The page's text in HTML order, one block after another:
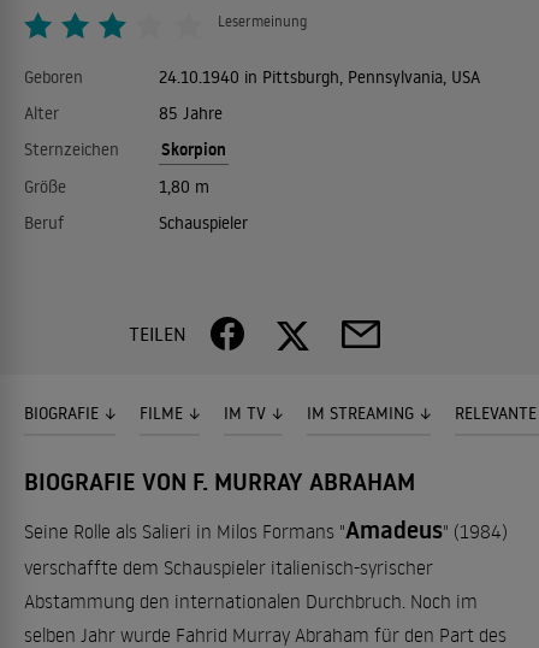
Lesermeinung
Geboren
24.10.1940 in Pittsburgh, Pennsylvania, USA
Alter
85 Jahre
Sternzeichen
Skorpion
Größe
1,80 m
Beruf
Schauspieler
TEILEN
BIOGRAFIE FILME IM TV IM STREAMING
BIOGRAFIE VON F. MURRAY ABRAHAM
Seine Rolle als Salieri in Milos Formans "Amadeus" (1984)
verschaffte dem Schauspieler italienisch-syrischer
Abstammung den internationalen Durchbruch. Noch im
selben Jahr wurde Fahrid Murray Abraham für den Part des